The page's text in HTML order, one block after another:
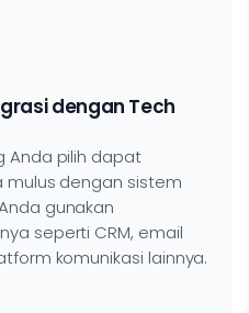
dengan Tech
Anda pilih dapat
dengan sistem
gunakan
seperti CRM, email
komunikasi lainnya.